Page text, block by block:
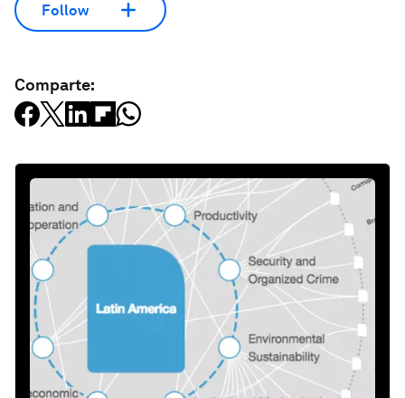
Follow
Comparte: